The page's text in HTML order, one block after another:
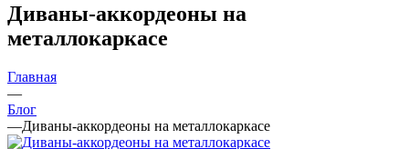
Диваны-аккордеоны на
металлокаркасе
Главная
—
Блог
—Диваны-аккордеоны на металлокаркасе